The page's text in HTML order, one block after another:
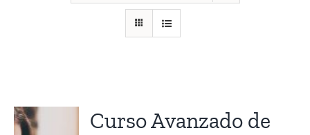
Masters
Curso Avanzado de